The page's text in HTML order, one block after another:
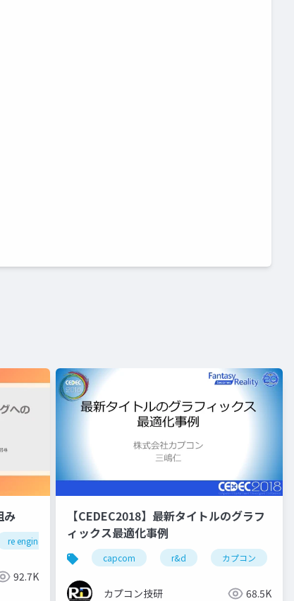
み
re engine r&d カプコン
92.7K
【CEDEC2018】最新タイトルのグラフ
ィックス最適化事例
capcom r&d カプコン
カプコン技研 68.5K